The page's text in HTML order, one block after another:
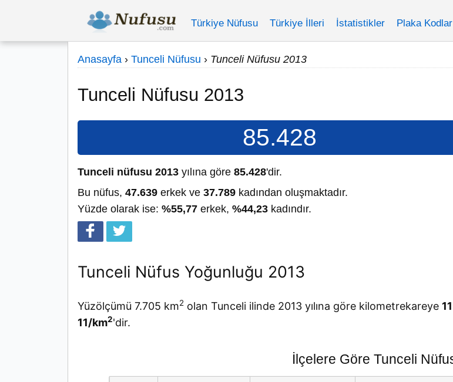
Türkiye Nüfusu Türkiye İlleri İstatistikler Plaka
Anasayfa › Tunceli Nüfusu › Tunceli Nüfusu 2013
Tunceli Nüfusu 2013
85.428
Tunceli nüfusu 2013 yılına göre 85.428'dir.
Bu nüfus, 47.639 erkek ve 37.789 kadından oluşmaktadır.
Yüzde olarak ise: %55,77 erkek, %44,23 kadındır.
Tunceli Nüfus Yoğunluğu 2013
Yüzölçümü 7.705 km2 olan Tunceli ilinde 2013 yılına göre kilometrekareye 11
11/km2'dir.
İlçelere Göre Tunceli